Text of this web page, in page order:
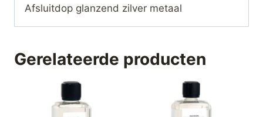
Afsluitdop glanzend zilver metaal
Gerelateerde producten